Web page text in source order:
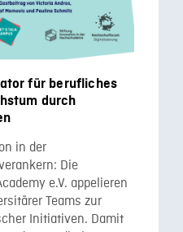
für berufliches
durch
in der
Die
e.V. appelieren
Teams zur
Initiativen. Damit